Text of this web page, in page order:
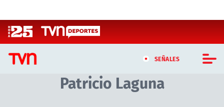
SEÑALES
CASTING MASTERCHEF CHILE
Patricio Laguna